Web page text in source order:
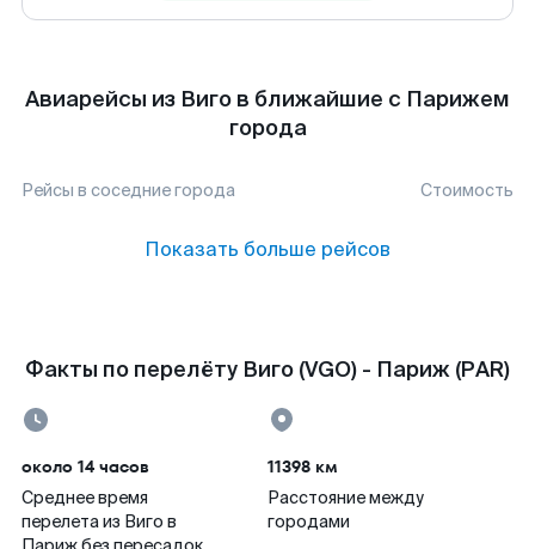
Авиарейсы из Виго в ближайшие с Парижем
города
Рейсы в соседние города Стоимость
Показать больше рейсов
Факты по перелёту Виго (VGO) - Париж (PAR)
около 14 часов
Среднее время
перелета из Виго в
11398 км
Расстояние между
городами